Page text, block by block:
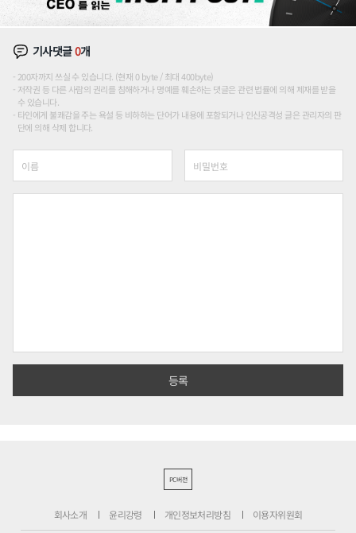
기사댓글0개
200자까지 쓰실 수 있습니다. (현재 0 byte / 최대 400byte)
저작권 등 다른 사람의 권리를 침해하거나 명예를 훼손하는 댓글은 관련 법률에 의해 제재를 받을
수 있습니다.
타인에게 불쾌감을 주는 욕설 등 비하하는 단어가 내용에 포함되거나 인신공격성 글은 관리자의 판
단에 의해 삭제 합니다.
PC버전
회사소개 윤리강령 개인정보처리방침 이용자위원회